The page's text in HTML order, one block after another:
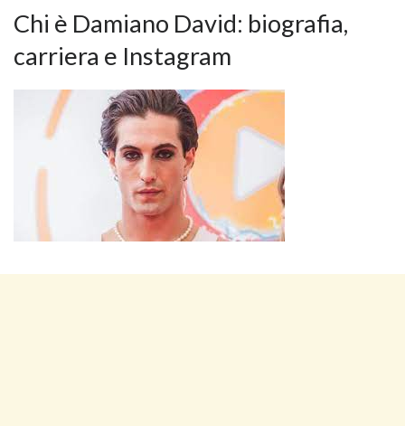
Chi è Damiano David: biografia,
carriera e Instagram